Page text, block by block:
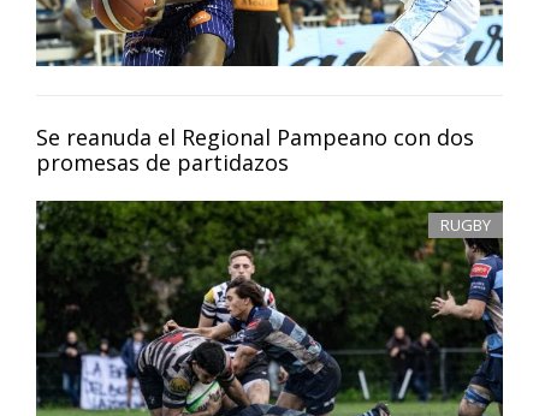
Se reanuda el Regional Pampeano con dos
promesas de partidazos
RUGBY